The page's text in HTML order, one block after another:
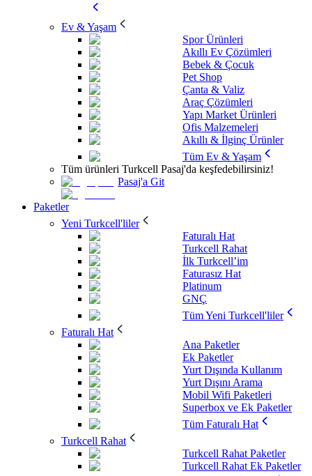
Ev & Yaşam
Spor Ürünleri
Akıllı Ev Çözümleri
Bebek & Çocuk
Pet Shop
Çanta & Valiz
Araç Çözümleri
Yapı Market Ürünleri
Ofis Malzemeleri
Akıllı & İlginç Ürünler
Tüm Ev & Yaşam
Tüm ürünleri Turkcell Pasaj'da keşfedebilirsiniz!
Pasaj'a Git
Paketler
Yeni Turkcell'liler
Faturalı Hat
Turkcell Rahat
İlk Turkcell’im
Faturasız Hat
Platinum
GNÇ
Tüm Yeni Turkcell'liler
Faturalı Hat
Ana Paketler
Ek Paketler
Yurt Dışında Kullanım
Yurt Dışını Arama
Mobil Wifi Paketleri
Superbox ve Ek Paketler
Tüm Faturalı Hat
Turkcell Rahat
Turkcell Rahat Paketler
Turkcell Rahat Ek Paketler